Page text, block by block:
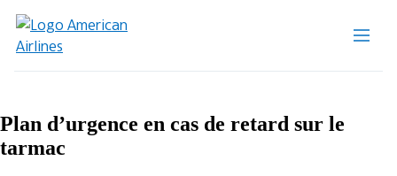
Plan d’urgence en cas de retard sur le
tarmac